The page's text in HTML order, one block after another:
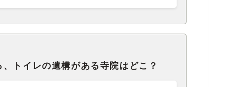
トイレの遺構がある寺院はどこ？